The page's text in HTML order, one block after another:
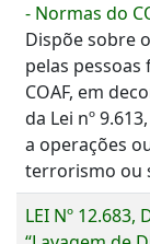
- Normas do
Dispõe sobre
pelas
COAF, em
da Lei nº
a operações
terrorismo ou
LEI Nº 12.683,